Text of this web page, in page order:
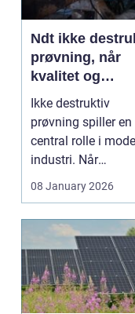
Ndt ikke destruktiv
prøvning, når
kvalitet og
sikkerhed er
afgørende
Ikke destruktiv
prøvning spiller en
central rolle i
industri. Når
svejsninger,
trykbærende u...
08 January 2026